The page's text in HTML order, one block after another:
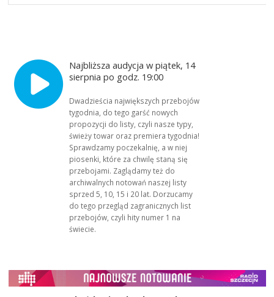
Najbliższa audycja w piątek, 14
sierpnia po godz. 19:00
Dwadzieścia największych przebojów
tygodnia, do tego garść nowych
propozycji do listy, czyli nasze typy,
świeży towar oraz premiera tygodnia!
Sprawdzamy poczekalnię, a w niej
piosenki, które za chwilę staną się
przebojami. Zaglądamy też do
archiwalnych notowań naszej listy
sprzed 5, 10, 15 i 20 lat. Dorzucamy
do tego przegląd zagranicznych list
przebojów, czyli hity numer 1 na
świecie.